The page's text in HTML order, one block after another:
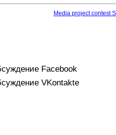
Media project contest
Facebook
VKontakte